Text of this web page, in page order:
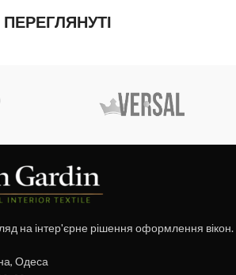
на інтер'єрне рішення оформлення вікон.
Одеса